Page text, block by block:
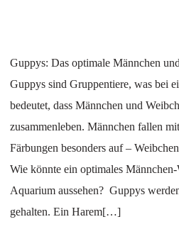
Guppys: Das optimale Männchen
Guppys sind Gruppentiere, was bei
bedeutet, dass Männchen und
zusammenleben. Männchen fallen
Färbungen besonders auf –
Wie könnte ein optimales
Aquarium aussehen? Guppys
gehalten. Ein Harem[…]